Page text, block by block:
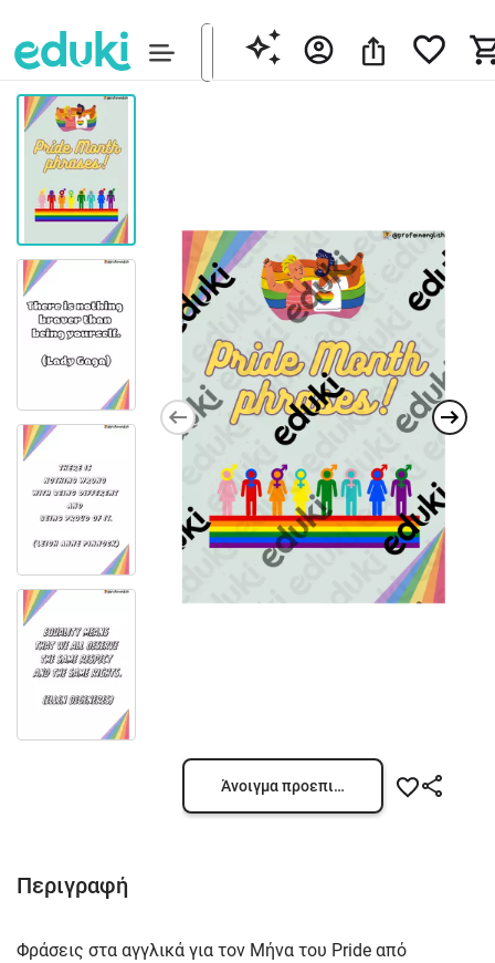
Άνοιγμα προεπισκόπησης
Περιγραφή
Φράσεις στα αγγλικά για τον Μήνα του Pride από